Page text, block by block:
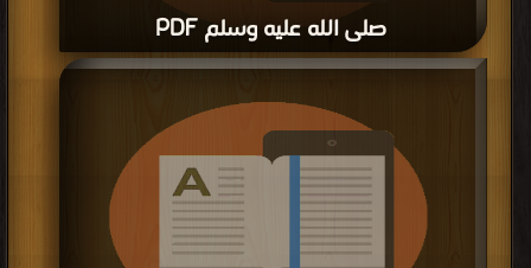
صلى الله عليه وسلم PDF
قراءة و تحميل كتاب كتاب الرد العلمي على زواج عائشة من النبي صلى الله عليه وسلم
كتب في| التحميل : مرة/مرات